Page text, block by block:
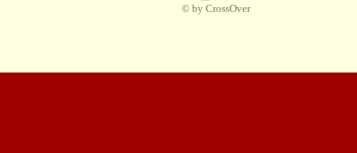
© by CrossOver